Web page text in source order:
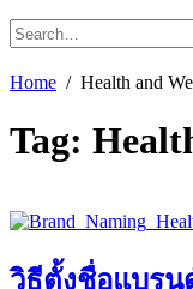
Home Health and
Tag:
วิธีตั้งชื่อแบรน